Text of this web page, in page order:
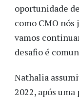
oportunidade
como CMO nós
vamos
desafio é
Nathalia
2022, após uma